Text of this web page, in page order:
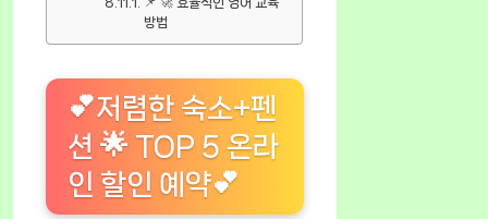
방법
💕저렴한 숙소+펜
션 🌟 TOP 5 온라
인 할인 예약💕